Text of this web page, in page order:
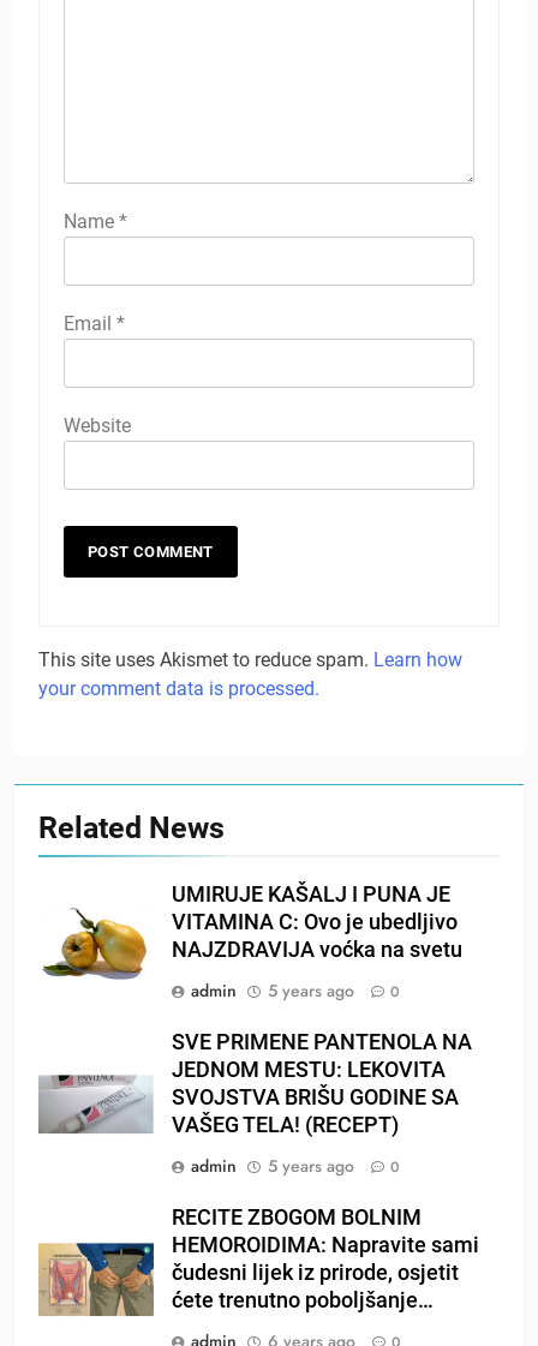
Name *
Email *
Website
This site uses Akismet to reduce spam. Learn how
your comment data is processed.
Related News
UMIRUJE KAŠALJ I PUNA JE
VITAMINA C: Ovo je ubedljivo
NAJZDRAVIJA voćka na svetu
admin
5 years ago 0
SVE PRIMENE PANTENOLA NA
JEDNOM MESTU: LEKOVITA
SVOJSTVA BRIŠU GODINE SA
VAŠEG TELA! (RECEPT)
admin
5 years ago 0
RECITE ZBOGOM BOLNIM
HEMOROIDIMA: Napravite sami
čudesni lijek iz prirode, osjetit
ćete trenutno poboljšanje…
admin
6 years ago